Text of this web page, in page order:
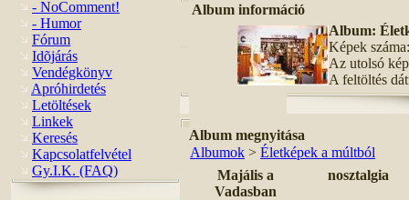
- NoComment!
- Humor
Fórum
Idõjárás
Vendégkönyv
Apróhirdetés
Letöltések
Linkek
Keresés
Kapcsolatfelvétel
Gy.I.K. (FAQ)
Album információ
Album:
Képek
Az utolsó
A feltöltés
Album megnyitása
Albumok > Életképek a múltból
Majális a
Vadasban
nosztalgia